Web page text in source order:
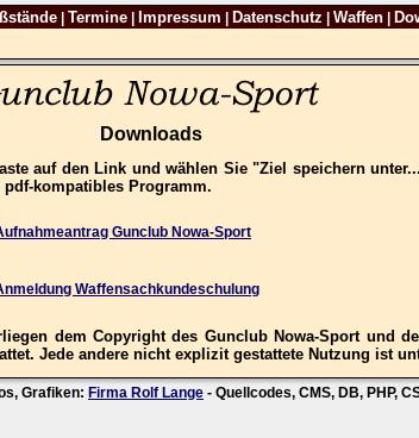
| Termine| Impressum Datenschutz Waffen|
Downloads
auf den Link und wählen Sie "Ziel speichern
kompatibles Programm.
Gunclub Nowa-Sport
Waffensachkundeschulung
dem Copyright des Gunclub Nowa-Sport und
Jede andere nicht explizit gestattete Nutzung ist
Grafiken: Firma Rolf Lange - Quellcodes, CMS, DB, PHP,